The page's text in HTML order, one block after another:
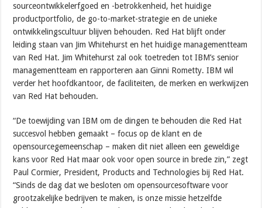
sourceontwikkelerfgoed en -betrokkenheid, het huidige
productportfolio, de go-to-market-strategie en de unieke
ontwikkelingscultuur blijven behouden. Red Hat blijft onder
leiding staan van Jim Whitehurst en het huidige managementteam
van Red Hat. Jim Whitehurst zal ook toetreden tot IBM’s senior
managementteam en rapporteren aan Ginni Rometty. IBM wil
verder het hoofdkantoor, de faciliteiten, de merken en werkwijzen
van Red Hat behouden.
“De toewijding van IBM om de dingen te behouden die Red Hat
succesvol hebben gemaakt – focus op de klant en de
opensourcegemeenschap – maken dit niet alleen een geweldige
kans voor Red Hat maar ook voor open source in brede zin,” zegt
Paul Cormier, President, Products and Technologies bij Red Hat.
“Sinds de dag dat we besloten om opensourcesoftware voor
grootzakelijke bedrijven te maken, is onze missie hetzelfde